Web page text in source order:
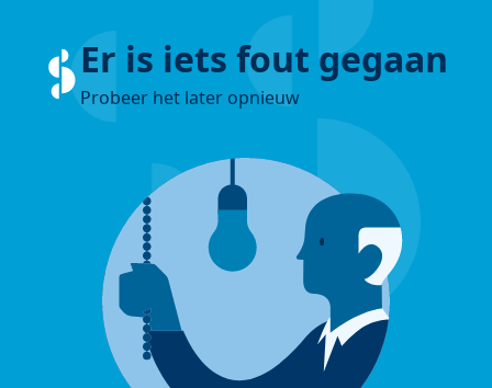
Er is iets fout gegaan
Probeer het later opnieuw